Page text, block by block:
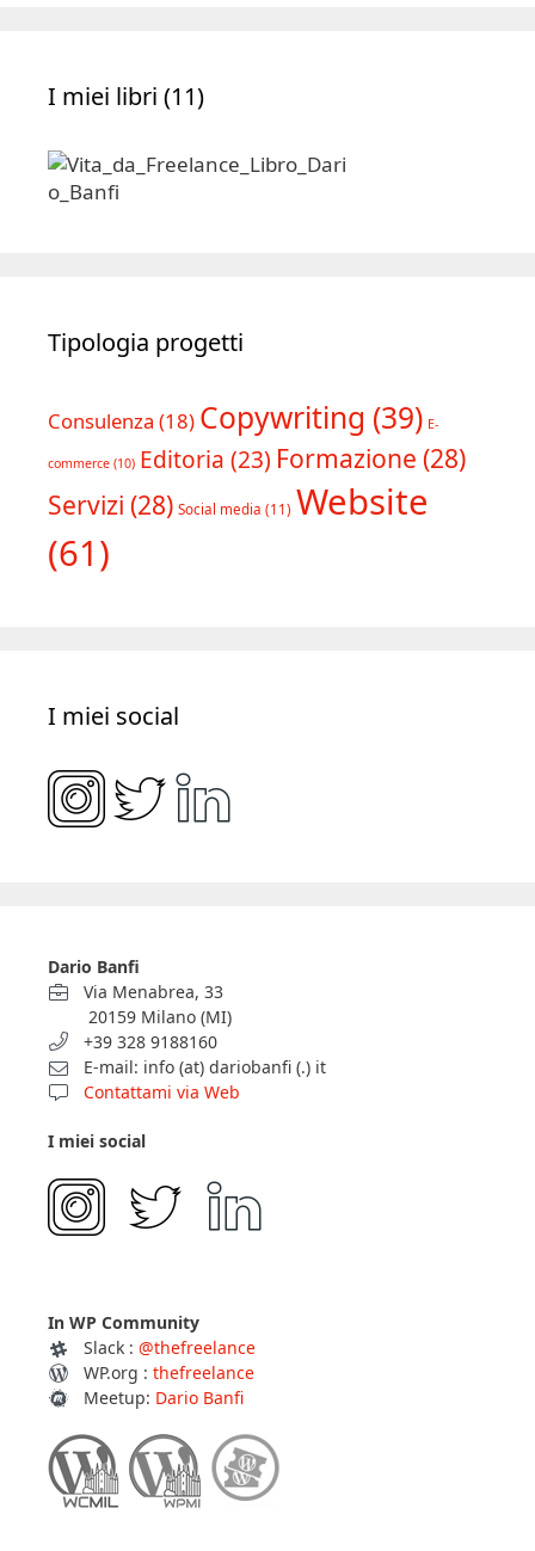
I miei libri (11)
Tipologia progetti
Consulenza (18) Copywriting (39) E-
commerce (10) Editoria (23) Formazione (28)
Servizi (28) Social media (11) Website
(61)
I miei social
Dario Banfi
Via Menabrea, 33
20159 Milano (MI)
+39 328 9188160
E-mail: info (at) dariobanfi (.) it
Contattami via Web
I miei social
In WP Community
Slack : @thefreelance
WP.org : thefreelance
Meetup: Dario Banfi